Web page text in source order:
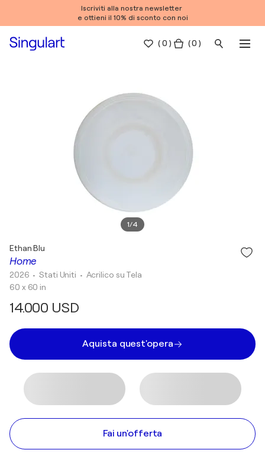
Iscriviti alla nostra newsletter
e ottieni il 10% di sconto con noi
(0 ) ( 0 )
1/4
Home
Ethan Blu
2026 • Stati Uniti • Acrilico su Tela
60 x 60 in
14.000 USD
Aquista quest'opera
Fai un'offerta